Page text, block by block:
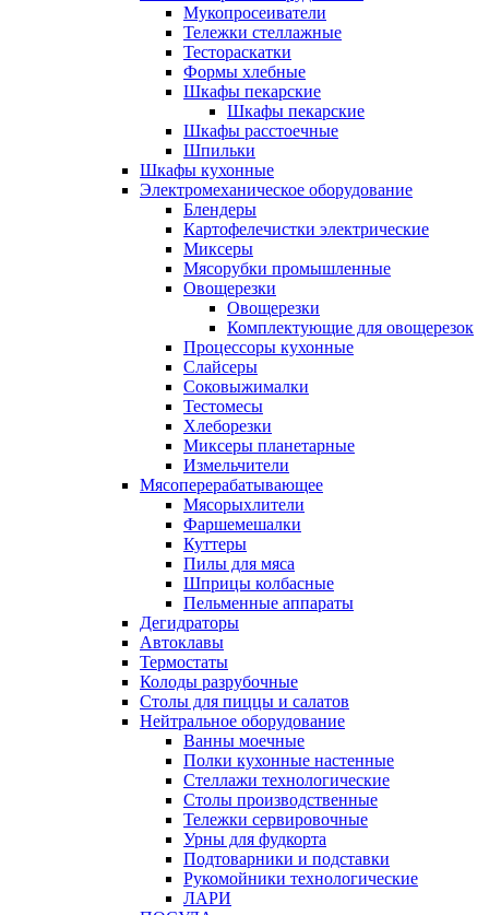
Мукопросеиватели
Тележки стеллажные
Тестораскатки
Формы хлебные
Шкафы пекарские
Шкафы пекарские
Шкафы расстоечные
Шпильки
Шкафы кухонные
Электромеханическое оборудование
Блендеры
Картофелечистки электрические
Миксеры
Мясорубки промышленные
Овощерезки
Овощерезки
Комплектующие для овощерезок
Процессоры кухонные
Слайсеры
Соковыжималки
Тестомесы
Хлеборезки
Миксеры планетарные
Измельчители
Мясоперерабатывающее
Мясорыхлители
Фаршемешалки
Куттеры
Пилы для мяса
Шприцы колбасные
Пельменные аппараты
Дегидраторы
Автоклавы
Термостаты
Колоды разрубочные
Столы для пиццы и салатов
Нейтральное оборудование
Ванны моечные
Полки кухонные настенные
Стеллажи технологические
Столы производственные
Тележки сервировочные
Урны для фудкорта
Подтоварники и подставки
Рукомойники технологические
ЛАРИ